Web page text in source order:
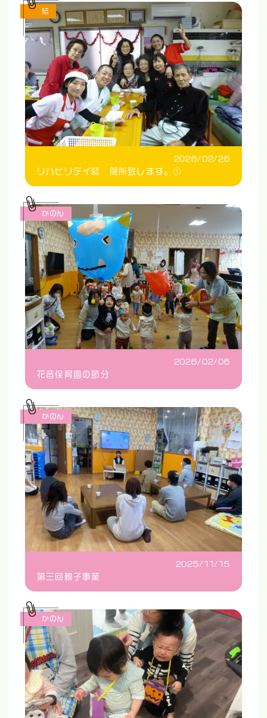
2026/02/26
リハビリデイ結 閉所致します。①
結
2026/02/06
花音保育園の節分
かのん
2025/11/15
第三回親子事業
かのん
かのん